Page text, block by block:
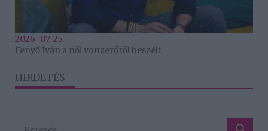
2026-07-25.
Fenyő Iván a női vonzerőről beszélt
HIRDETÉS